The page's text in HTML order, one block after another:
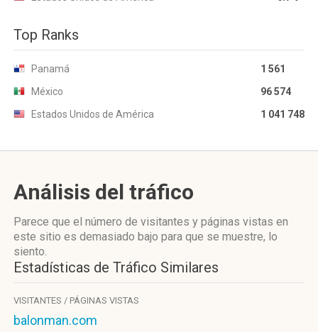
Top Ranks
Panamá
1 561
México
96 574
Estados Unidos de América
1 041 748
Análisis del tráfico
Parece que el número de visitantes y páginas vistas en
este sitio es demasiado bajo para que se muestre, lo
siento.
Estadísticas de Tráfico Similares
VISITANTES / PÁGINAS VISTAS
balonman.com